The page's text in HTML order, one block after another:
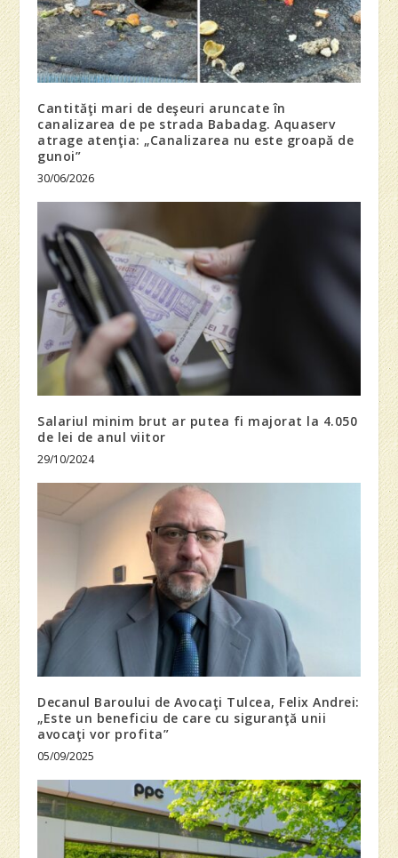
Cantităţi mari de deşeuri aruncate în
canalizarea de pe strada Babadag. Aquaserv
atrage atenţia: „Canalizarea nu este groapă de
gunoi”
30/06/2026
Salariul minim brut ar putea fi majorat la 4.050
de lei de anul viitor
29/10/2024
Decanul Baroului de Avocaţi Tulcea, Felix Andrei:
„Este un beneficiu de care cu siguranţă unii
avocaţi vor profita”
05/09/2025